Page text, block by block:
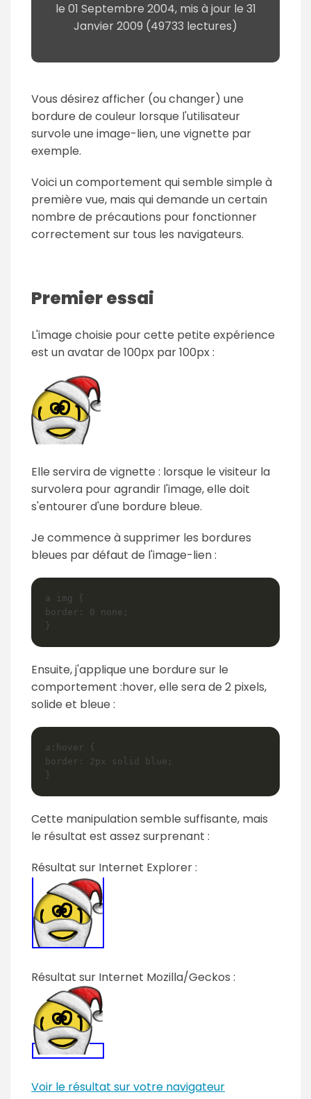
le 01 Septembre 2004, mis à jour le 31
Janvier 2009 (49733 lectures)
Vous désirez afficher (ou changer) une
bordure de couleur lorsque l'utilisateur
survole une image-lien, une vignette par
exemple.
Voici un comportement qui semble simple à
première vue, mais qui demande un certain
nombre de précautions pour fonctionner
correctement sur tous les navigateurs.
Premier essai
L'image choisie pour cette petite expérience
est un avatar de 100px par 100px :
Elle servira de vignette : lorsque le visiteur la
survolera pour agrandir l'image, elle doit
s'entourer d'une bordure bleue.
Je commence à supprimer les bordures
bleues par défaut de l'image-lien :
a img {
border: 0 none;
Ensuite, j'applique une bordure sur le
comportement :hover, elle sera de 2 pixels,
solide et bleue :
a:hover {
border: 2px solid blue;
Cette manipulation semble suffisante, mais
le résultat est assez surprenant :
Résultat sur Internet Explorer :
Résultat sur Internet Mozilla/Geckos :
Voir le résultat sur votre navigateur